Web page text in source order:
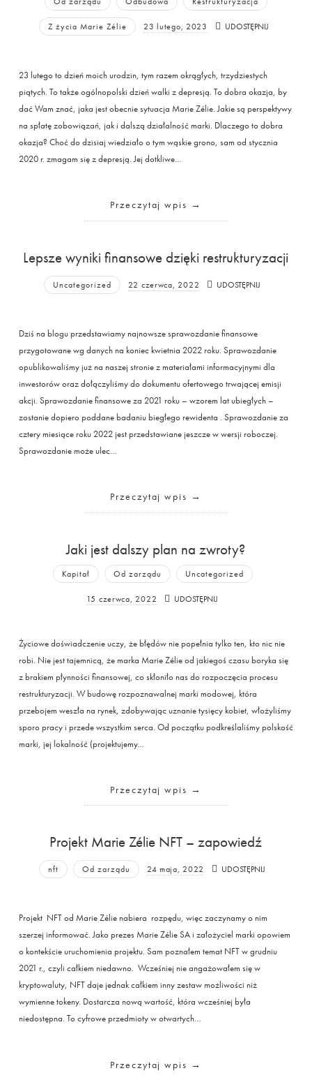
Z życia Marie Zélie 23 lutego, 2023 UDOSTĘPNIJ
23 lutego to dzień moich urodzin, tym razem okrągłych, trzydziestych
piątych. To także ogólnopolski dzień walki z depresją. To dobra okazja, by
dać Wam znać, jaka jest obecnie sytuacja Marie Zélie. Jakie są perspektywy
na spłatę zobowiązań, jak i dalszą działalność marki. Dlaczego to dobra
okazja? Choć do dzisiaj wiedziało o tym wąskie grono, sam od stycznia
2020 r. zmagam się z depresją. Jej dotkliwe…
Przeczytaj wpis
Lepsze wyniki finansowe dzięki restrukturyzacji
Uncategorized 22 czerwca, 2022 UDOSTĘPNIJ
Dziś na blogu przedstawiamy najnowsze sprawozdanie finansowe
przygotowane wg danych na koniec kwietnia 2022 roku. Sprawozdanie
opublikowaliśmy już na naszej stronie z materiałami informacyjnymi dla
inwestorów oraz dołączyliśmy do dokumentu ofertowego trwającej emisji
akcji. Sprawozdanie finansowe za 2021 roku – wzorem lat ubiegłych –
zostanie dopiero poddane badaniu biegłego rewidenta . Sprawozdanie za
cztery miesiące roku 2022 jest przedstawiane jeszcze w wersji roboczej.
Sprawozdanie może ulec…
Przeczytaj wpis
Jaki jest dalszy plan na zwroty?
Kapitał Od zarządu Uncategorized
15 czerwca, 2022 UDOSTĘPNIJ
Życiowe doświadczenie uczy, że błędów nie popełnia tylko ten, kto nic nie
robi. Nie jest tajemnicą, że marka Marie Zélie od jakiegoś czasu boryka się
z brakiem płynności finansowej, co skłoniło nas do rozpoczęcia procesu
restrukturyzacji. W budowę rozpoznawalnej marki modowej, która
przebojem weszła na rynek, zdobywając uznanie tysięcy kobiet, włożyliśmy
sporo pracy i przede wszystkim serca. Od początku podkreślaliśmy polskość
marki, jej lokalność (projektujemy…
Przeczytaj wpis
Projekt Marie Zélie NFT – zapowiedź
nft Od zarządu 24 maja, 2022 UDOSTĘPNIJ
Projekt NFT od Marie Zélie nabiera rozpędu, więc zaczynamy o nim
szerzej informować. Jako prezes Marie Zélie SA i założyciel marki opowiem
o kontekście uruchomienia projektu. Sam poznałem temat NFT w grudniu
2021 r., czyli całkiem niedawno. Wcześniej nie angażowałem się w
kryptowaluty, NFT daje jednak całkiem inny zestaw możliwości niż
wymienne tokeny. Dostarcza nową wartość, która wcześniej była
niedostępna. To cyfrowe przedmioty w otwartych…
Przeczytaj wpis